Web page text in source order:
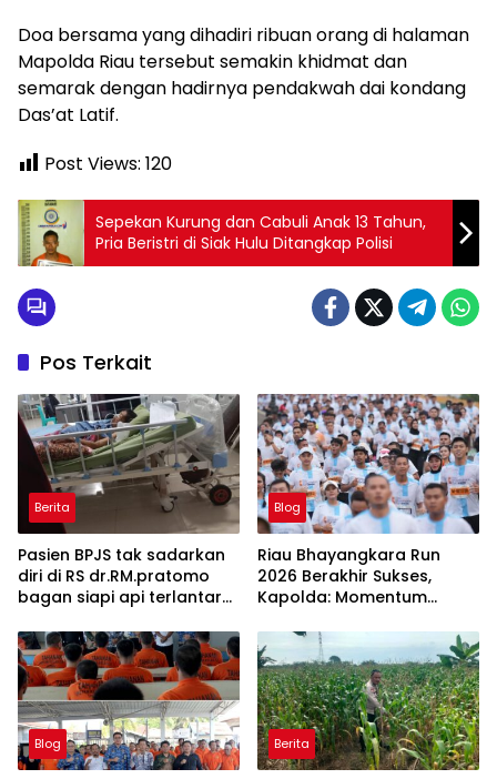
Doa bersama yang dihadiri ribuan orang di halaman
Mapolda Riau tersebut semakin khidmat dan
semarak dengan hadirnya pendakwah dai kondang
Das’at Latif.
Post Views: 120
Sepekan Kurung dan Cabuli Anak 13 Tahun,
Pria Beristri di Siak Hulu Ditangkap Polisi
Pos Terkait
Berita
Pasien BPJS tak sadarkan
diri di RS dr.RM.pratomo
bagan siapi api terlantar
ke RS di pekanbaru
Blog
Riau Bhayangkara Run
2026 Berakhir Sukses,
Kapolda: Momentum
Perkuat Sport Tourism Riau
Blog Berita